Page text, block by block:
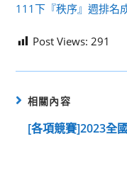
111下『秩序』週排名
Post Views: 291
相關內容
[各項競賽]2023全